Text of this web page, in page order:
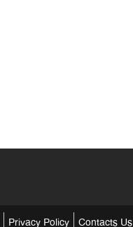
Privacy Policy Contacts Us